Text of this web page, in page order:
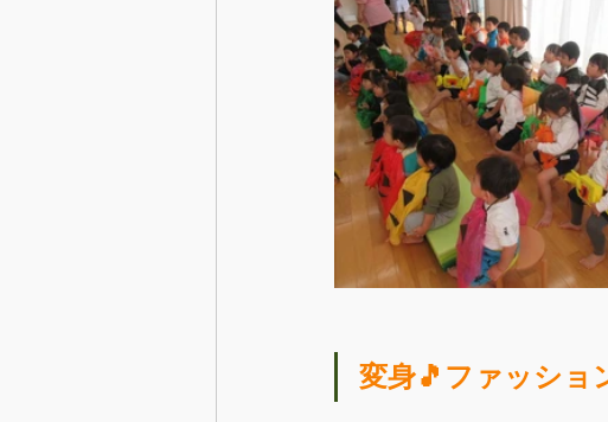
変身🎵ファッショ